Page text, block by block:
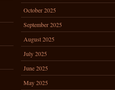
October 2025
September 2025
August 2025
July 2025
June 2025
May 2025